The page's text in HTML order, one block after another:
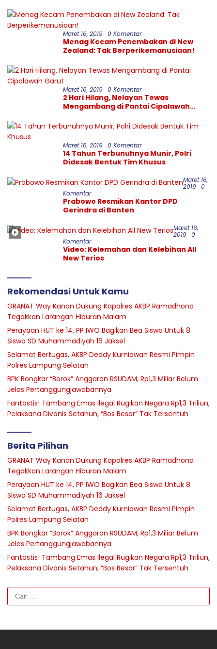
Maret 16, 2019 0 Komentar
Menag Kecam Penembakan di New
Zealand: Tak Berperikemanusiaan!
Maret 16, 2019 0 Komentar
2 Hari Hilang, Nelayan Tewas
Mengambang di Pantai Cipalawah
Maret 16, 2019 0 Komentar
14 Tahun Terbunuhnya Munir, Polri
Didesak Bentuk Tim Khusus
Maret 16,
2019
0
Komentar
Prabowo Resmikan Kantor DPD
Gerindra di Banten
Maret 16,
2019
0
Komentar
Video: Kelemahan dan Kelebihan All
New Terios
Rekomendasi Untuk Kamu
GRANAT Way Kanan Dukung Kapolres AKBP Ramadhona
Tegakkan Larangan Hiburan Malam
Perayaan HUT ke 14, PP IWO Bagikan Bea Siswa Untuk 8
Siswa SD Muhammadiyah 16 Jaksel
Selamat Bertugas, AKBP Deddy Kurniawan Resmi Pimpin
Polres Lampung Selatan
BPK Bongkar “Borok” Anggaran RSUDAM, Rp1,3 Miliar Belum
Jelas Pertanggungjawabannya
Fantastis! Tambang Emas Ilegal Rugikan Negara Rp1,3 Triliun,
Pelaksana Divonis Setahun, “Bos Besar” Tak Tersentuh
Berita Pilihan
GRANAT Way Kanan Dukung Kapolres AKBP Ramadhona
Tegakkan Larangan Hiburan Malam
Perayaan HUT ke 14, PP IWO Bagikan Bea Siswa Untuk 8
Siswa SD Muhammadiyah 16 Jaksel
Selamat Bertugas, AKBP Deddy Kurniawan Resmi Pimpin
Polres Lampung Selatan
BPK Bongkar “Borok” Anggaran RSUDAM, Rp1,3 Miliar Belum
Jelas Pertanggungjawabannya
Fantastis! Tambang Emas Ilegal Rugikan Negara Rp1,3 Triliun,
Pelaksana Divonis Setahun, “Bos Besar” Tak Tersentuh
Cari
untuk: